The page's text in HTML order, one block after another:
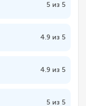
5 из 5
4.9 из 5
4.9 из 5
5 из 5